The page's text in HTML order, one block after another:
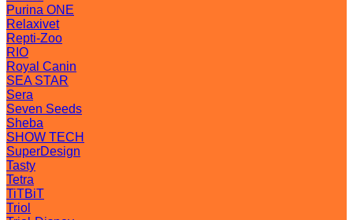
Purina ONE
Relaxivet
Repti-Zoo
RIO
Royal Canin
SEA STAR
Sera
Seven Seeds
Sheba
SHOW TECH
SuperDesign
Tasty
Tetra
TiTBiT
Triol